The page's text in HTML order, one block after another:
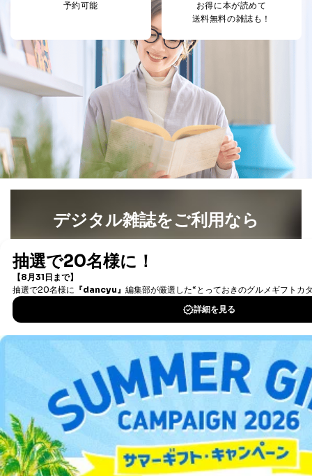
予約可能
お得に本が読めて
送料無料の雑誌も！
デジタル雑誌をご利用なら
書籍）が無料で読み放題！
DOWNLOAD FOR IOS
DOWNLOAD FOR ANDROID
ご利用方法はこちら
総合案内